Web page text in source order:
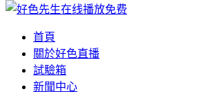
首頁
關於好色直播
試驗箱
新聞中心